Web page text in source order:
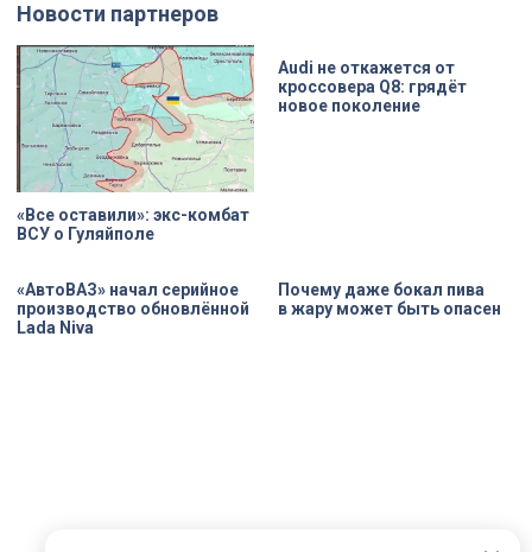
Новости партнеров
«Все оставили»: экс-комбат
ВСУ о Гуляйполе